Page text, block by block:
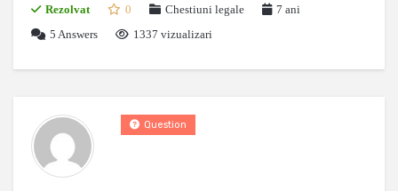
Rezolvat 0 Chestiuni legale
7 ani
5 Answers 1337 vizualizari
Question